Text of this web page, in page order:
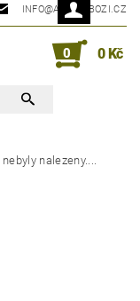
INFO@ARMYZBOZI.CZ
0 0 Kč
nebyly nalezeny....